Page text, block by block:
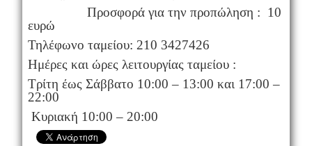
Προσφορά για την προπώληση : 10
ευρώ
Τηλέφωνο ταμείου: 210 3427426
Ημέρες και ώρες λειτουργίας ταμείου :
Τρίτη έως Σάββατο 10:00 – 13:00 και 17:00 –
22:00
Κυριακή 10:00 – 20:00